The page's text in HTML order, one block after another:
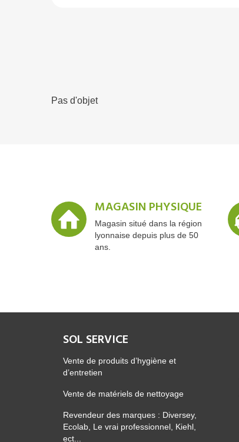
Pas d'objet
MAGASIN PHYSIQUE
Magasin situé dans la région
lyonnaise depuis plus de 50
ans.
SOL SERVICE
Vente de produits d’hygiène et
d’entretien
Vente de matériels de nettoyage
Revendeur des marques : Diversey,
Ecolab, Le vrai professionnel, Kiehl,
ect...